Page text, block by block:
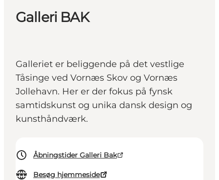
Galleri BAK
Galleriet er beliggende på det vestlige
Tåsinge ved Vornæs Skov og Vornæs
Jollehavn. Her er der fokus på fynsk
samtidskunst og unika dansk design og
kunsthåndværk.
Åbningstider Galleri Bak
Besøg hjemmeside